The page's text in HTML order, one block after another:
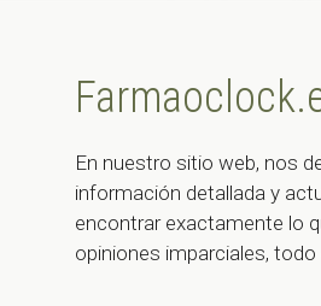
En nuestro sitio web, nos
información detallada y
encontrar exactamente lo
opiniones imparciales,